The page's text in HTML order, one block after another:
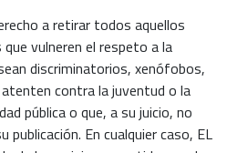
a retirar todos aquellos
vulneren el respeto a la
discriminatorios, xenófobos,
contra la juventud o la
pública o que, a su juicio, no
publicación. En cualquier caso, EL